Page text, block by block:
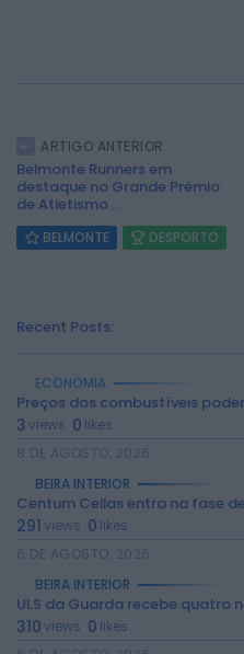
ARTIGO ANTERIOR
Belmonte Runners em
destaque no Grande Prémio
de Atletismo...
BELMONTE DESPORTO
Recent Posts:
ECONOMIA
Preços dos combustíveis
3views 0 likes
8 DE AGOSTO, 2026
BEIRA INTERIOR
Centum Cellas entra na fase
291views 0 likes
6 DE AGOSTO, 2026
BEIRA INTERIOR
ULS da Guarda recebe quatro
310views 0 likes